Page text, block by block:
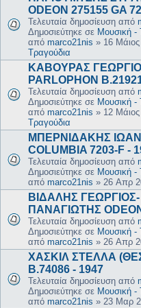
ODEON 275155 GA
Τελευταία δημοσίευση από
Δημοσιεύτηκε σε Μουσική -
από marco21nis » 16
Τραγούδια
ΚΑΒΟΥΡΑΣ
PARLOPHON
Τελευταία δημοσίευση από
Δημοσιεύτηκε σε Μουσική -
από marco21nis » 12
Τραγούδια
ΜΠΕΡΝΙΔΑΚΗΣ
COLUMBIA 7203-F -
Τελευταία δημοσίευση από
Δημοσιεύτηκε σε Μουσική -
από marco21nis » 26 Απρ
ΒΙΔΑΛΗΣ
ΠΑΝΑΓΙΩΤΗΣ
Τελευταία δημοσίευση από
Δημοσιεύτηκε σε Μουσική -
από marco21nis » 26 Απρ
ΧΑΣΚΙΛ ΣΤΕΛΛΑ
B.74086 - 1947
Τελευταία δημοσίευση από
Δημοσιεύτηκε σε Μουσική -
από marco21nis » 23 Μαρ